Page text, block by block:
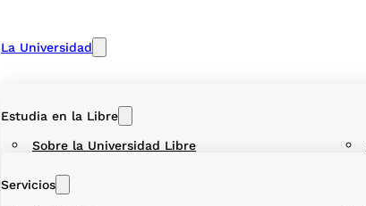
La Universidad
Sobre la Universidad Libre
Estudia en la Libre
Servicios